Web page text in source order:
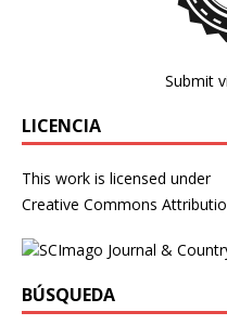
Submit
LICENCIA
This work is licensed under
Creative Commons
BÚSQUEDA